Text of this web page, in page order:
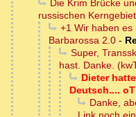
Die Krim Brücke
russischen
+1 Wir haben es
Barbarossa 2.0 -
Super,
hast. Danke.
Dieter
Deutsch.... oT
Danke,